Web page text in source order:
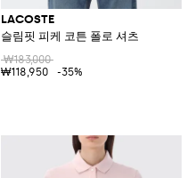
LACOSTE
슬림핏 피케 코튼 폴로 셔츠
₩183,000
₩118,950
-35%